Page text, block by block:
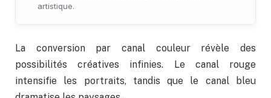
artistique.
La conversion par canal couleur révèle des
possibilités créatives infinies. Le canal rouge
intensifie les portraits, tandis que le canal bleu